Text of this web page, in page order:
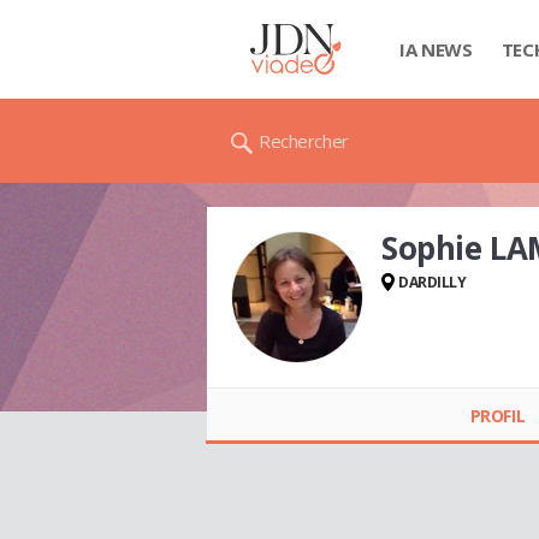
IA NEWS
Rechercher
Sophie
DARDILLY
PROFIL